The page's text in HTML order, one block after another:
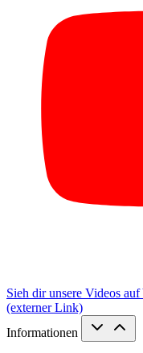
Sieh dir unsere Videos
(externer Link)
Informationen